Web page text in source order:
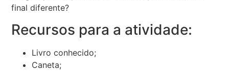
final diferente?
Recursos para a atividade:
Livro conhecido;
Caneta;